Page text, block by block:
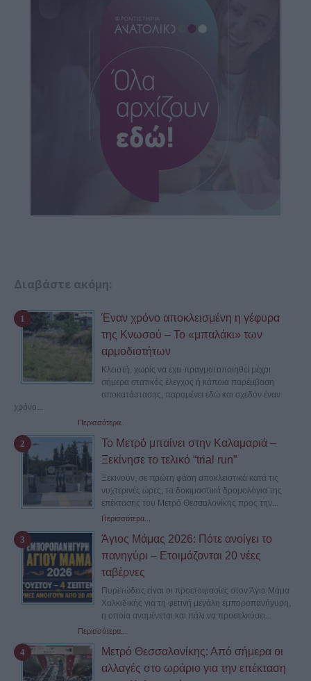
Διαβάστε ακόμη:
Έναν χρόνο αποκλεισμένη η γέφυρα
της Κνωσού – Το «μπαλάκι» των
αρμοδιοτήτων
Κλειστή, χωρίς να έχει πραγματοποιηθεί μέχρι
σήμερα στατικός έλεγχος ή κάποια παρέμβαση
αποκατάστασης, παραμένει εδώ και σχεδόν έναν
χρόνο...
Περισσότερα...
Το Μετρό μπαίνει στην Καλαμαριά –
Ξεκίνησε το τελικό “trial run”
Ξεκινούν, σε πρώτη φάση αποκλειστικά κατά τις
νυχτερινές ώρες, τα δοκιμαστικά δρομολόγια της
επέκτασης του Μετρό Θεσσαλονίκης προς την...
Περισσότερα...
Άγιος Μάμας 2026: Πότε ανοίγει το
πανηγύρι – Ετοιμάζονται 20 νέες
ταβέρνες
Πυρετώδεις είναι οι προετοιμασίες στον Άγιο Μάμα
Χαλκιδικής για τη φετινή μεγάλη εμποροπανήγυρη,
η οποία αναμένεται και πάλι να προσελκύσει...
Περισσότερα...
Μετρό Θεσσαλονίκης: Από σήμερα οι
αλλαγές στο ωράριο για την επέκταση